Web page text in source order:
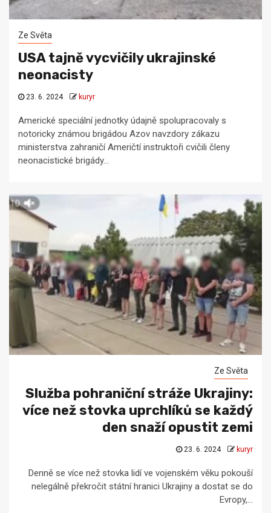
Ze Světa
USA tajně vycvičily ukrajinské
neonacisty
23. 6. 2024 kuryr
Americké speciální jednotky údajně spolupracovaly s
notoricky známou brigádou Azov navzdory zákazu
ministerstva zahraničí Američtí instruktoři cvičili členy
neonacistické brigády...
Ze Světa
Služba pohraniční stráže Ukrajiny:
více než stovka uprchlíků se každý
den snaží opustit zemi
23. 6. 2024 kuryr
Denně se více než stovka lidí ve vojenském věku pokouší
nelegálně překročit státní hranici Ukrajiny a dostat se do
Evropy,...